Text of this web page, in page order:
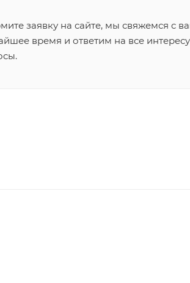
заявку на сайте, мы свяжемся с
время и ответим на все